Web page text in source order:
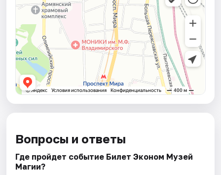
Вопросы и ответы
Где пройдет событие Билет Эконом Музей
Магии?